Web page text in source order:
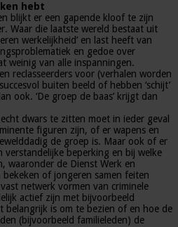
hebt
blijkt er een gapende kloof te zijn
Waar die laatste wereld bestaat uit
werkelijkheid’ en last heeft van
en gedoe over
weinig van alle inspanningen.
reclasseerders voor (verhalen worden
buiten beeld of hebben ‘schijt’
ook. ‘De groep de baas’ krijgt dan
dwars te zitten moet in ieder geval
figuren zijn, of er wapens en
de groep is. Maar ook of er
verstandelijke beperking en bij welke
waaronder de Dienst Werk en
of jongeren samen feiten
netwerk vormen van criminele
actief zijn met bijvoorbeeld
belangrijk is om te bezien of en hoe de
(bijvoorbeeld familieleden) de